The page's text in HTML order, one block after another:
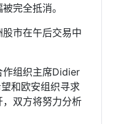
完全抵消。
市在午后交易中
作组织主席Didier
和欧安组织寻求
双方将努力分析